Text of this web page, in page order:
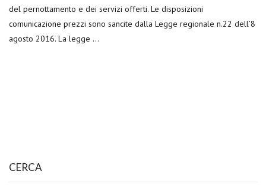
del pernottamento e dei servizi offerti. Le disposizioni
comunicazione prezzi sono sancite dalla Legge regionale n.22 dell’8
agosto 2016. La legge …
CERCA